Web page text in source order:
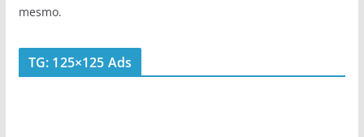
mesmo.
TG: 125×125 Ads